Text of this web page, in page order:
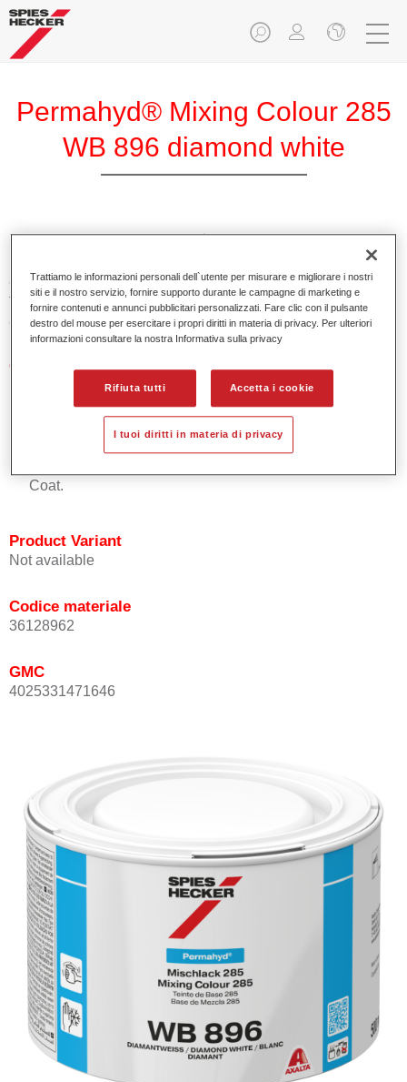
Permahyd® Mixing Colour 285
WB 896 diamond white
Permahyd Mixing Colour 285 è adatto per un uso con
Permahyd Pearl Base Coat 285, un sistema di base opaca
all’acqua di alta qualità. È basata su una speciale
tecnologia di dispersione poliuretanica per vernici pastello e
ad effetto.
Caratteristiche del prodotto
Applicazione semplice e veloce in 1,5 mani.
Buona verticalità.
Coat.
Product Variant
Not available
Codice materiale
36128962
GMC
4025331471646
Trattiamo le informazioni personali dell`utente per misurare e migliorare i nostri
siti e il nostro servizio, fornire supporto durante le campagne di marketing e
fornire contenuti e annunci pubblicitari personalizzati. Fare clic con il pulsante
destro del mouse per esercitare i propri diritti in materia di privacy. Per ulteriori
informazioni consultare la nostra Informativa sulla privacy
Rifiuta tutti Accetta i cookie
I tuoi diritti in materia di privacy